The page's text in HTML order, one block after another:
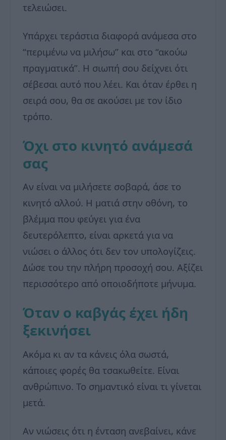
τελειώσει.
Υπάρχει τεράστια διαφορά ανάμεσα στο
“περιμένω να μιλήσω” και στο “ακούω
πραγματικά”. Η σιωπή σου δείχνει ότι
σέβεσαι αυτό που λέει. Και όταν έρθει η
σειρά σου, θα σε ακούσει με τον ίδιο
τρόπο.
Όχι στο κινητό ανάμεσά
σας
Αν είναι να μιλήσετε σοβαρά, άσε το
κινητό αλλού. Η ματιά στην οθόνη, το
βλέμμα που φεύγει για ένα
δευτερόλεπτο, είναι αρκετά για να
νιώσει ο άλλος ότι δεν τον υπολογίζεις.
Δώσε του την πλήρη προσοχή σου. Αξίζει
περισσότερο από οποιοδήποτε μήνυμα.
Όταν ο καβγάς έχει ήδη
ξεκινήσει
Ακόμα κι αν τα κάνεις όλα σωστά,
κάποιες φορές θα τσακωθείτε. Είναι
ανθρώπινο. Το σημαντικό είναι τι γίνεται
μετά.
Αν νιώσεις ότι η ένταση ανεβαίνει, κάνε